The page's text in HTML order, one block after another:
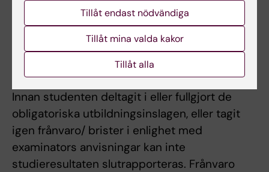
Frånvaro från eller ej fullgörande av
obligatoriska utbildningsinslag
Examinator bedömer om och i så fall hur
frånvaro från eller ej fullgörande av
obligatoriska utbildningsinslag kan tas igen.
Innan studenten deltagit i eller fullgjort de
obligatoriska utbildningsinslagen, eller tagit
igen frånvaro/ brister i enlighet med
examinators anvisningar kan inte
studieresultaten slutrapporteras. Frånvaro
Tillåt endast nödvändiga
Tillåt mina valda kakor
Tillåt alla